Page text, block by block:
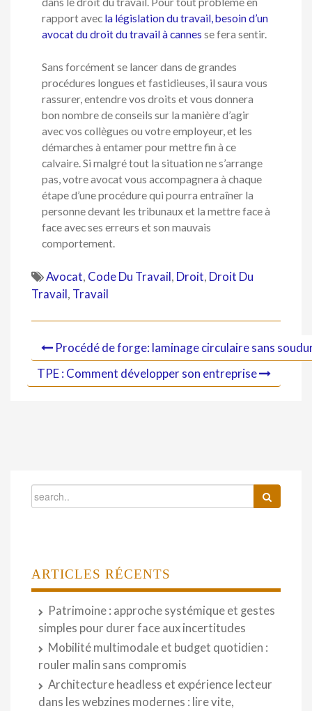
rapport avec la législation du travail, besoin d’un
avocat du droit du travail à cannes se fera sentir.
Sans forcément se lancer dans de grandes
procédures longues et fastidieuses, il saura vous
rassurer, entendre vos droits et vous donnera
bon nombre de conseils sur la manière d’agir
avec vos collègues ou votre employeur, et les
démarches à entamer pour mettre fin à ce
calvaire. Si malgré tout la situation ne s’arrange
pas, votre avocat vous accompagnera à chaque
étape d’une procédure qui pourra entraîner la
personne devant les tribunaux et la mettre face à
face avec ses erreurs et son mauvais
comportement.
Avocat, Code Du Travail, Droit, Droit Du
Travail, Travail
Procédé de forge: laminage circulaire sans
TPE : Comment développer son entreprise
ARTICLES RÉCENTS
Patrimoine : approche systémique et gestes
simples pour durer face aux incertitudes
Mobilité multimodale et budget quotidien :
rouler malin sans compromis
Architecture headless et expérience lecteur
dans les webzines modernes : lire vite,